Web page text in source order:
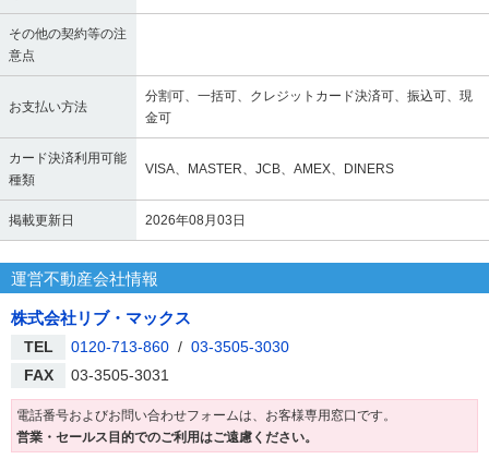
その他の契約等の注
意点
お支払い方法
分割可、一括可、クレジットカード決済可、振込可、現
金可
カード決済利用可能
種類
VISA、MASTER、JCB、AMEX、DINERS
掲載更新日 2026年08月03日
運営不動産会社情報
株式会社リブ・マックス
TEL 0120-713-860 / 03-3505-3030
FAX
03-3505-3031
電話番号およびお問い合わせフォームは、お客様専用窓口です。
営業・セールス目的でのご利用はご遠慮ください。